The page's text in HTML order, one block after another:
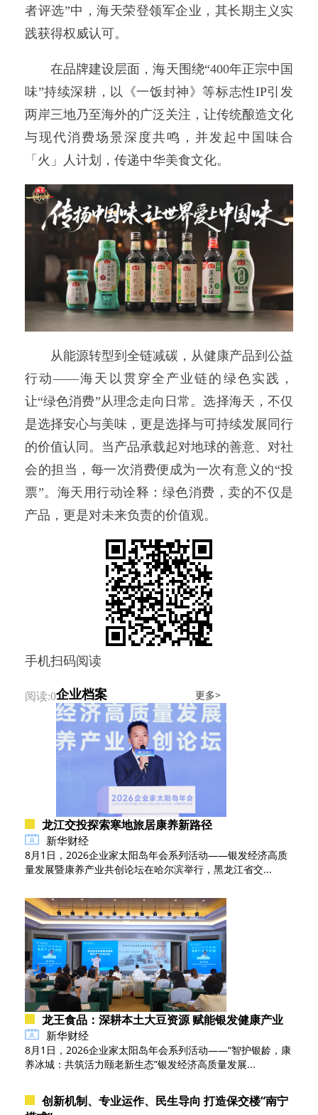
者评选”中，海天荣登领军企业，其长期主义实
践获得权威认可。
在品牌建设层面，海天围绕“400年正宗中国
味”持续深耕，以《一饭封神》等标志性IP引发
两岸三地乃至海外的广泛关注，让传统酿造文化
与现代消费场景深度共鸣，并发起中国味合
「火」人计划，传递中华美食文化。
从能源转型到全链减碳，从健康产品到公益
行动——海天以贯穿全产业链的绿色实践，
让“绿色消费”从理念走向日常。选择海天，不仅
是选择安心与美味，更是选择与可持续发展同行
的价值认同。当产品承载起对地球的善意、对社
会的担当，每一次消费便成为一次有意义的“投
票”。海天用行动诠释：绿色消费，卖的不仅是
产品，更是对未来负责的价值观。
手机扫码阅读
阅读:0企业档案 更多>
龙江交投探索寒地旅居康养新路径
新华财经
8月1日，2026企业家太阳岛年会系列活动——银发经济高质
量发展暨康养产业共创论坛在哈尔滨举行，黑龙江省交...
龙王食品：深耕本土大豆资源 赋能银发健康产业
新华财经
8月1日，2026企业家太阳岛年会系列活动——“智护银龄，康
养冰城：共筑活力颐老新生态”银发经济高质量发展...
创新机制、专业运作、民生导向 打造保交楼“南宁